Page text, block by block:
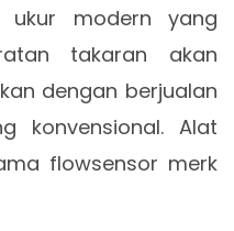
ukur modern yang
takaran akan
dengan berjualan
konvensional. Alat
flowsensor merk